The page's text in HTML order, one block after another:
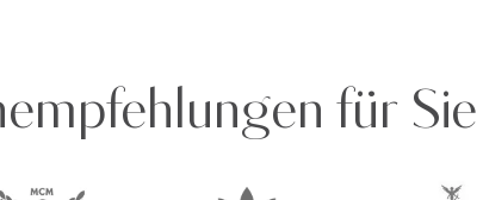
für Sie